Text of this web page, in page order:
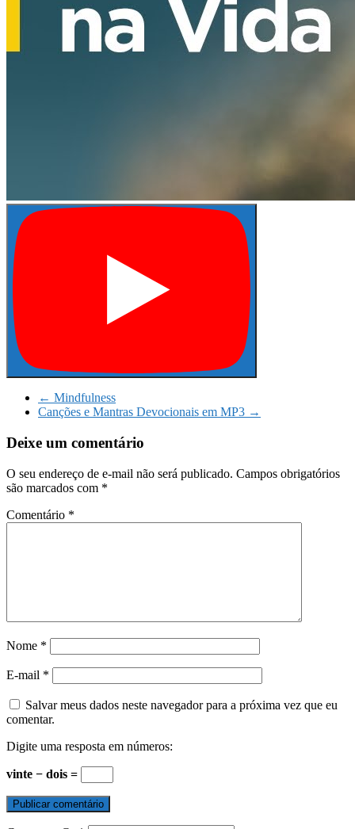
← Mindfulness
Canções e Mantras Devocionais em MP3 →
Deixe um comentário
O seu endereço de e-mail não será publicado. Campos obrigatórios
são marcados com *
Comentário *
Nome *
E-mail *
Salvar meus dados neste navegador para a próxima vez que eu
comentar.
Digite uma resposta em números:
vinte − dois =